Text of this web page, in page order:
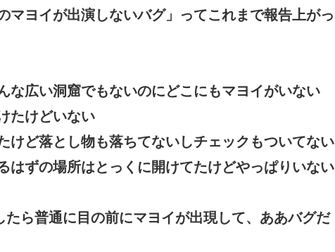
マヨイが出演しないバグ」ってこれまで報告上がっ
な広い洞窟でもないのにどこにもマヨイがいない
たけどいない
ど落とし物も落ちてないしチェックもついてない
はずの場所はとっくに開けてたけどやっぱりいない
ら普通に目の前にマヨイが出現して、ああバグだ